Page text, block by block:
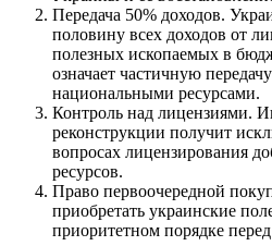
Передача 50% доходов.
половину всех доходов от
полезных ископаемых в
означает частичную
национальными ресурсами.
Контроль над лицензиями.
реконструкции получит
вопросах лицензирования
ресурсов.
Право первоочередной
приобретать украинские
приоритетном порядке